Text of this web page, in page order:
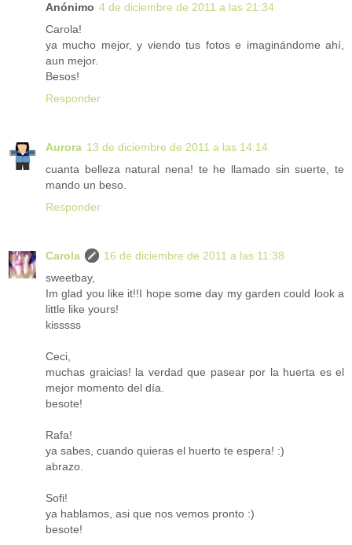
Anónimo 4 de diciembre de 2011 a las 21:34
Carola!
ya mucho mejor, y viendo tus fotos e imaginándome ahí,
aun mejor.
Besos!
Responder
Aurora 13 de diciembre de 2011 a las 14:14
cuanta belleza natural nena! te he llamado sin suerte, te
mando un beso.
Responder
Carola
16 de diciembre de 2011 a las 11:38
sweetbay,
Im glad you like it!!I hope some day my garden could look a
little like yours!
kisssss
Ceci,
muchas graicias! la verdad que pasear por la huerta es el
mejor momento del día.
besote!
Rafa!
ya sabes, cuando quieras el huerto te espera! :)
abrazo.
Sofi!
ya hablamos, asi que nos vemos pronto :)
besote!